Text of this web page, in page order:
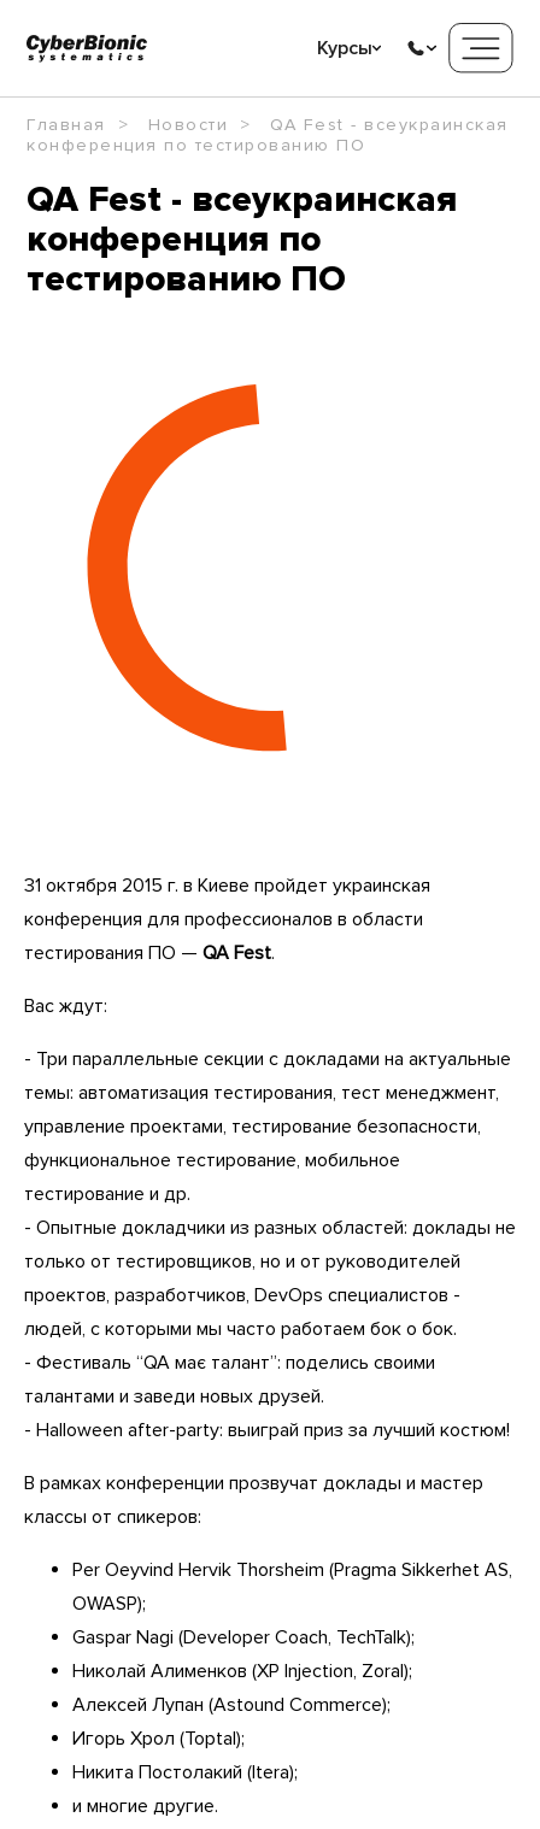
Курсы
Главная Новости
QA Fest - всеукраинская
конференция по тестированию ПО
QA Fest - всеукраинская
конференция по
тестированию ПО
31 октября 2015 г. в Киеве пройдет украинская
конференция для профессионалов в области
тестирования ПО — QA Fest.
Вас ждут:
- Три параллельные секции с докладами на актуальные
темы: автоматизация тестирования, тест менеджмент,
управление проектами, тестирование безопасности,
функциональное тестирование, мобильное
тестирование и др.
- Опытные докладчики из разных областей: доклады не
только от тестировщиков, но и от руководителей
проектов, разработчиков, DevOps специалистов -
людей, с которыми мы часто работаем бок о бок.
- Фестиваль “QA має талант”: поделись своими
талантами и заведи новых друзей.
- Halloween after-party: выиграй приз за лучший костюм!
В рамках конференции прозвучат доклады и мастер
классы от спикеров:
Per Oeyvind Hervik Thorsheim (Pragma Sikkerhet AS,
OWASP);
Gaspar Nagi (Developer Coach, TechTalk);
Николай Алименков (XP Injection, Zoral);
Алексей Лупан (Astound Commerce);
Игорь Хрол (Toptal);
Никита Постолакий (Itera);
и многие другие.